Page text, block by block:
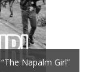
Napalm Girl”